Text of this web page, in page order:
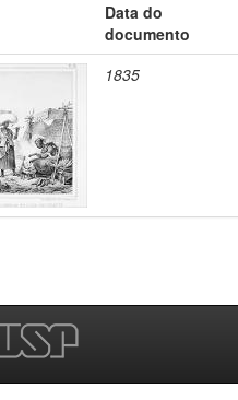
Data do
documento
1835